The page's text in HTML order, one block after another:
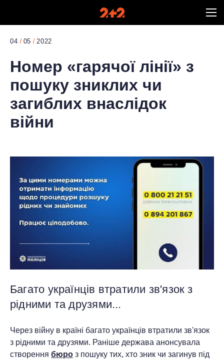
04 05 2022
Номер «гарячої лінії» з
пошуку зниклих чи
загиблих внаслідок
війни
Багато українців втратили зв'язок з
рідними та друзями...
Через війну в країні багато українців втратили зв'язок
з рідними та друзями. Раніше держава анонсувала
створення бюро з пошуку тих, хто зник чи загинув під